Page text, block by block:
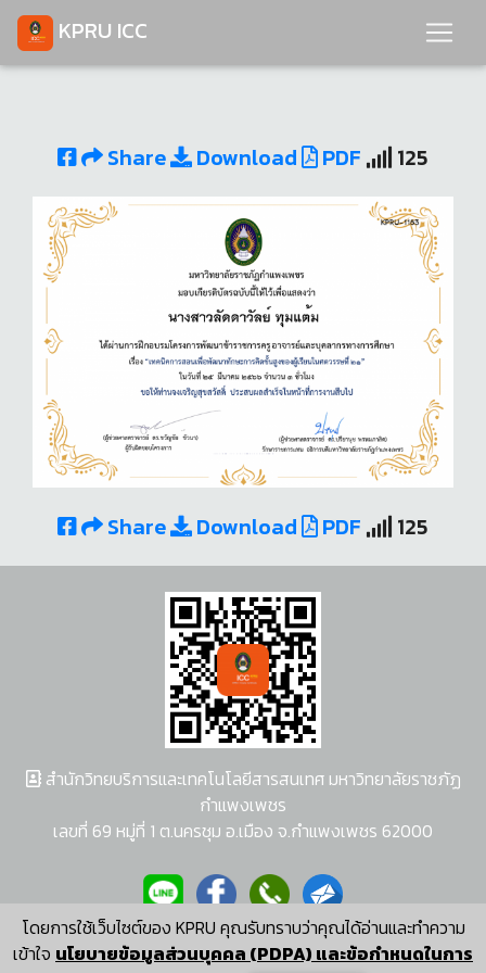
KPRU ICC
Share Download PDF 125
Share Download PDF 125
โดยการใช้เว็บไซต์ของ KPRU คุณรับทราบว่าคุณได้อ่านและทำความ
เข้าใจ นโยบายข้อมูลส่วนบุคคล (PDPA) และข้อกำหนดในการ
สำนักวิทยบริการและเทคโนโลยีสารสนเทศ มหาวิทยาลัยราชภัฏ
กำแพงเพชร
เลขที่ 69 หมู่ที่ 1 ต.นครชุม อ.เมือง จ.กำแพงเพชร 62000
ผู้พัฒนาระบบ อนุชา พวงผกา